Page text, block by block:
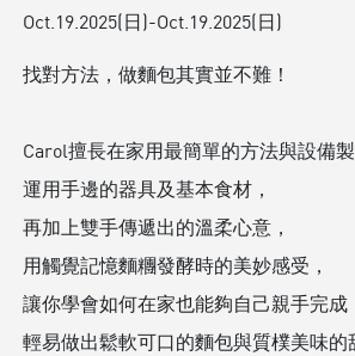
Oct.19.2025(日)-Oct.19.2025(日)
找對方法，做麵包其實並不難！
Carol擅長在家用最簡單的方法與設備
運用手邊的器具及基本食材，
再加上雙手傳遞出的溫柔心意，
用觸覺記憶麵糰發酵時的美妙感受，
讓你學會如何在家也能夠自己親手完成
輕易做出鬆軟可口的麵包與質樸美味的